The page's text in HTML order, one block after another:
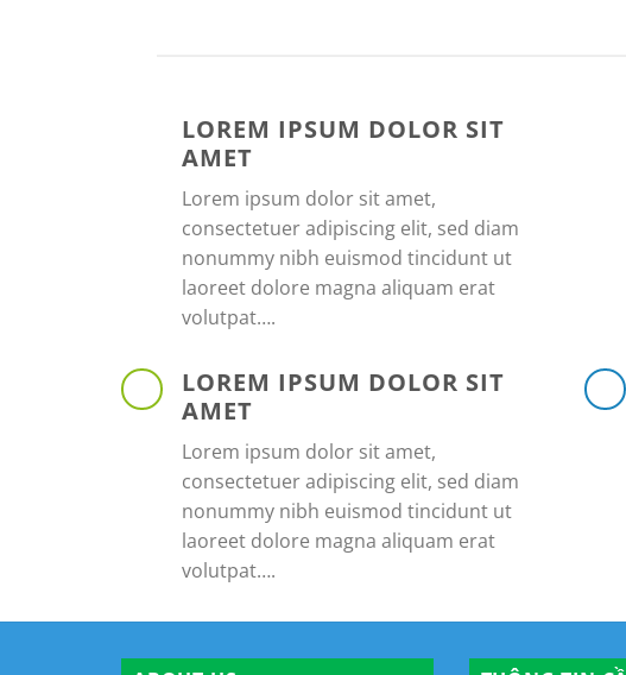
LOREM IPSUM DOLOR SIT
AMET
Lorem ipsum dolor sit amet,
consectetuer adipiscing elit, sed diam
nonummy nibh euismod tincidunt ut
laoreet dolore magna aliquam erat
volutpat….
LOREM IPSUM DOLOR SIT
AMET
Lorem ipsum dolor sit amet,
consectetuer adipiscing elit, sed diam
nonummy nibh euismod tincidunt ut
laoreet dolore magna aliquam erat
volutpat….